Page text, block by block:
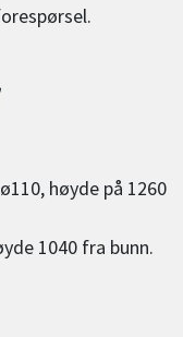
høyde på 1260
1040 fra bunn.